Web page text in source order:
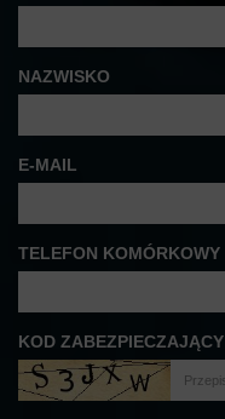
NAZWISKO
E-MAIL
TELEFON KOMÓRKOWY
KOD ZABEZPIECZAJĄCY